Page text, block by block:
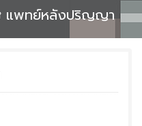
แพทย์หลังปริญญา